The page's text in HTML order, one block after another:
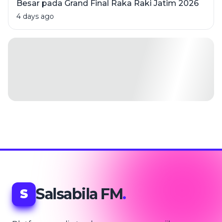
Besar pada Grand Final Raka Raki Jatim 2026
4 days ago
S Salsabila FM.